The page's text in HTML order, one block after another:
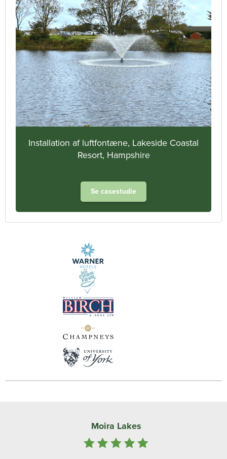
Installation af luftfontæne, Lakeside Coastal
Resort, Hampshire
Se casestudie
Moira Lakes